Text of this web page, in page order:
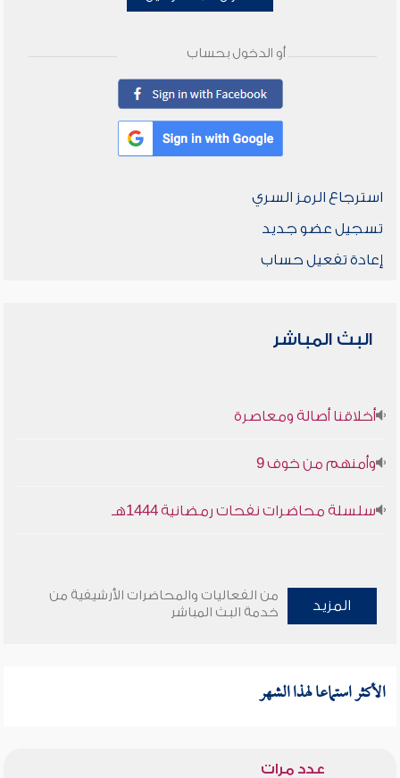
أو الدخول بحساب
استرجاع الرمز السري
تسجيل عضو جديد
إعادة تفعيل حساب
البث المباشر
أخلاقنا أصالة ومعاصرة
وأمنهم من خوف 9
سلسلة محاضرات نفحات رمضانية 1444هـ
المزيد
من الفعاليات والمحاضرات الأرشيفية من
خدمة البث المباشر
الأكثر استماعا لهذا الشهر
عدد مرات